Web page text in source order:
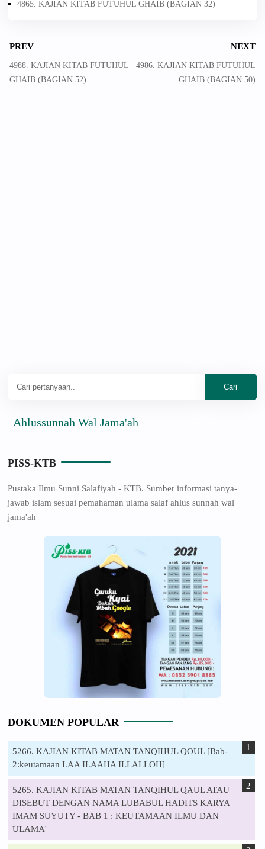
4865. KAJIAN KITAB FUTUHUL GHAIB (BAGIAN 32)
PREV
4988. KAJIAN KITAB FUTUHUL
GHAIB (BAGIAN 52)
NEXT
4986. KAJIAN KITAB FUTUHUL
GHAIB (BAGIAN 50)
Wal Jama'ah
PISS-KTB
Pustaka Ilmu Sunni Salafiyah - KTB. Sumber informasi tanya-
jawab islam sesuai pemahaman ulama salaf ahlus sunnah wal
jama'ah
DOKUMEN POPULAR
5266. KAJIAN KITAB MATAN TANQIHUL QOUL [Bab-
2:keutamaan LAA ILAAHA ILLALLOH]
5265. KAJIAN KITAB MATAN TANQIHUL QAUL ATAU
DISEBUT DENGAN NAMA LUBABUL HADITS KARYA
IMAM SUYUTY - BAB 1 : KEUTAMAAN ILMU DAN
ULAMA'